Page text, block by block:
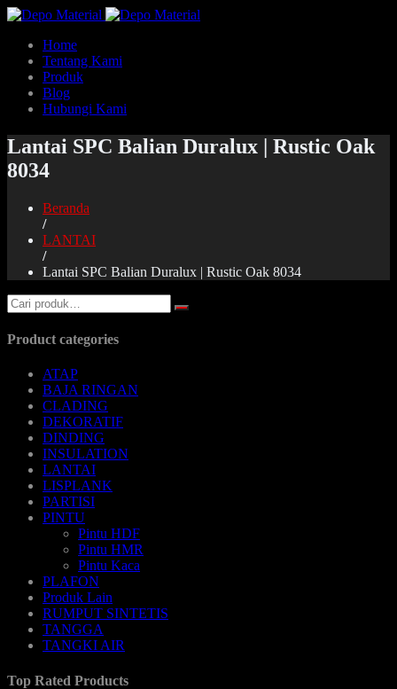
Home
Tentang Kami
Produk
Blog
Hubungi Kami
Lantai SPC Balian Duralux | Rustic Oak
8034
Beranda
/
LANTAI
/
Lantai SPC Balian Duralux | Rustic Oak 8034
Product categories
ATAP
BAJA RINGAN
CLADING
DEKORATIF
DINDING
INSULATION
LANTAI
LISPLANK
PARTISI
PINTU
Pintu HDF
Pintu HMR
Pintu Kaca
PLAFON
Produk Lain
RUMPUT SINTETIS
TANGGA
TANGKI AIR
Top Rated Products